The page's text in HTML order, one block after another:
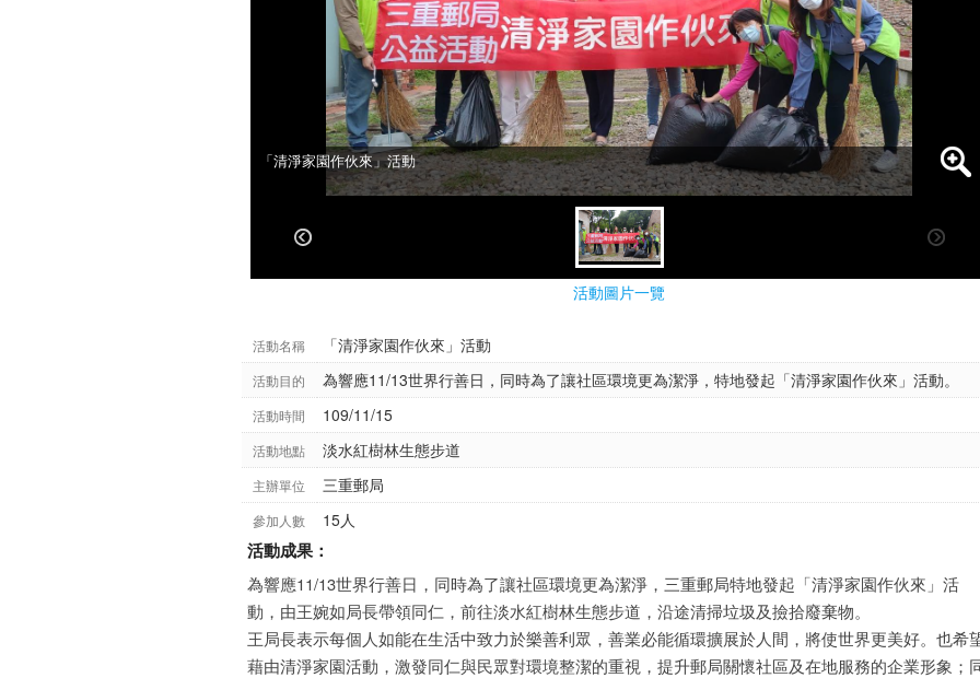
「清淨家園作伙來」活動
活動圖片一覽
活動名稱 「清淨家園作伙來」活動
活動目的 為響應11/13世界行善日，同時為了讓社區環境更為潔淨，特地發起「清淨家園作伙來」活動。
活動時間 109/11/15
活動地點 淡水紅樹林生態步道
主辦單位 三重郵局
參加人數 15人
活動成果：
為響應11/13世界行善日，同時為了讓社區環境更為潔淨，三重郵局特地發起「清淨家園作伙來」活
動，由王婉如局長帶領同仁，前往淡水紅樹林生態步道，沿途清掃垃圾及撿拾廢棄物。
王局長表示每個人如能在生活中致力於樂善利眾，善業必能循環擴展於人間，將使世界更美好。也希
藉由清淨家園活動，激發同仁與民眾對環境整潔的重視，提升郵局關懷社區及在地服務的企業形象；